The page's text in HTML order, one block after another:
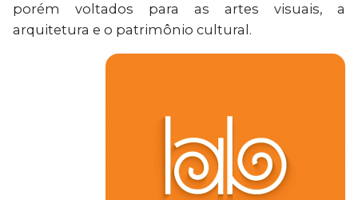
porém voltados para as artes visuais, a
arquitetura e o patrimônio cultural.